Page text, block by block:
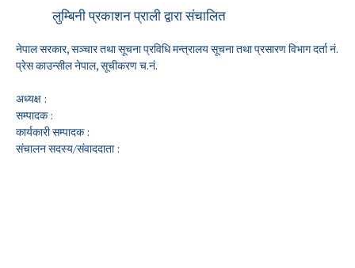
लुम्बिनी प्रकाशन प्राली द्वारा संचालित
नेपाल सरकार, सञ्चार तथा सूचना प्रविधि मन्त्रालय सूचना तथा प्रसारण विभाग दर्ता नं.
प्रेस काउन्सील नेपाल, सूचीकरण च.नं.
अध्यक्ष :
सम्पादक :
कार्यकारी सम्पादक :
संचालन सदस्य/संवाददाता :